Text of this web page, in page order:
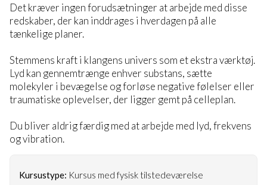
Det kræver ingen forudsætninger at arbejde med disse
redskaber, der kan inddrages i hverdagen på alle
tænkelige planer.
Stemmens kraft i klangens univers som et ekstra værktøj.
Lyd kan gennemtrænge enhver substans, sætte
molekyler i bevægelse og forløse negative følelser eller
traumatiske oplevelser, der ligger gemt på celleplan.
Du bliver aldrig færdig med at arbejde med lyd, frekvens
og vibration.
Kursustype: Kursus med fysisk tilstedeværelse